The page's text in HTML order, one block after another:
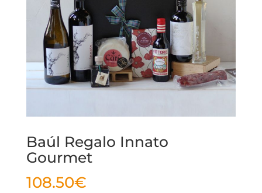
Baúl Regalo Innato
Gourmet
108.50€